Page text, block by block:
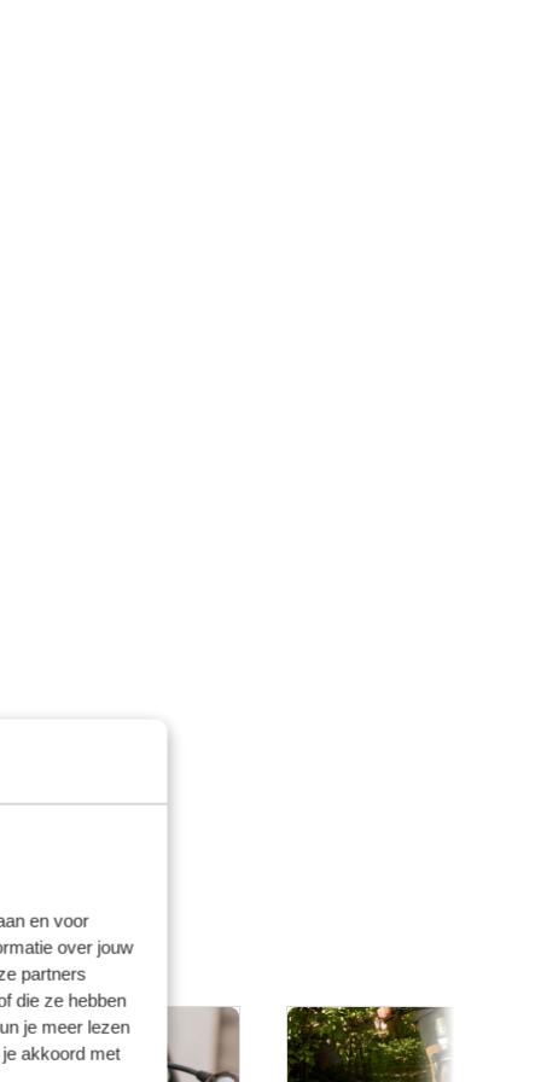
en voor
over jouw
partners
die ze hebben
je meer lezen
akkoord met